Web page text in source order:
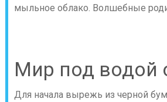
мыльное облако. Волшебные
Мир под водой
Для начала вырежь из черной